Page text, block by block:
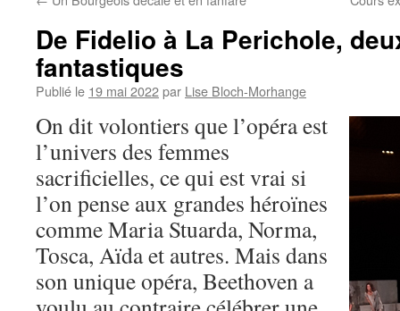
De Fidelio à La Perichole,
fantastiques
Publié le 19 mai 2022par Lise Bloch-Morhange
On dit volontiers que l’opéra est
l’univers des femmes
sacrificielles, ce qui est vrai si
l’on pense aux grandes héroïnes
comme Maria Stuarda, Norma,
Tosca, Aïda et autres. Mais dans
son unique opéra, Beethoven a